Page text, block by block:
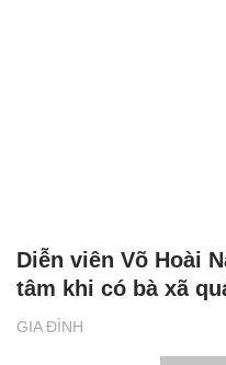
GIA ĐÌNH
Diễn viên Võ Hoài
tâm khi có bà xã